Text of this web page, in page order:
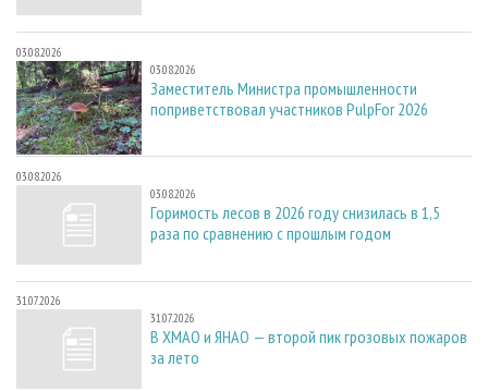
03.08.2026
03.08.2026
Заместитель Министра промышленности
поприветствовал участников PulpFor 2026
03.08.2026
03.08.2026
Горимость лесов в 2026 году снизилась в 1,5
раза по сравнению с прошлым годом
31.07.2026
31.07.2026
В ХМАО и ЯНАО — второй пик грозовых пожаров
за лето